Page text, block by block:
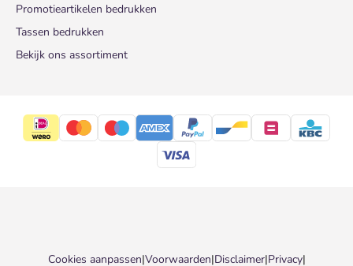
Promotieartikelen bedrukken
Tassen bedrukken
Bekijk ons assortiment
Cookies aanpassen|Voorwaarden|Disclaimer|Privacy|